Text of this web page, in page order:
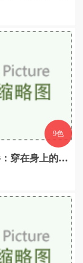
9色
定制文化衫：穿在身上的文化密码，解锁多元意义之旅